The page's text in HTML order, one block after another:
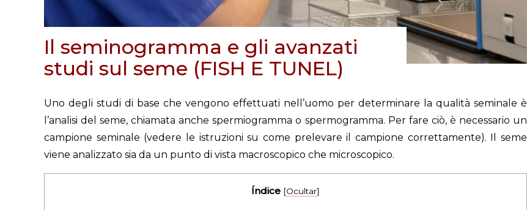
Il seminogramma e gli avanzati
studi sul seme (FISH E TUNEL)
Uno degli studi di base che vengono effettuati nell’uomo per determinare la qualità seminale è
l’analisi del seme, chiamata anche spermiogramma o spermogramma. Per fare ciò, è necessario un
campione seminale (vedere le istruzioni su come prelevare il campione correttamente). Il seme
viene analizzato sia da un punto di vista macroscopico che microscopico.
Índice [Ocultar]